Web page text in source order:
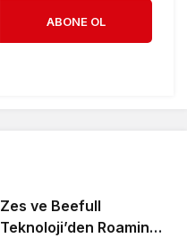
ABONE OL
Zes ve Beefull
Teknoloji’den Roaming